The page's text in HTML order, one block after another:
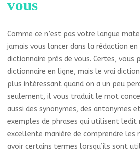
vous
Comme ce n’est pas votre langue
jamais vous lancer dans la rédaction
dictionnaire près de vous. Certes, vous
dictionnaire en ligne, mais le vrai
plus intéressant quand on a un peu
seulement, il vous traduit le mot
aussi des synonymes, des antonymes
exemples de phrases qui utilisent ledit
excellente manière de comprendre les
avoir certains termes lorsqu’ils sont